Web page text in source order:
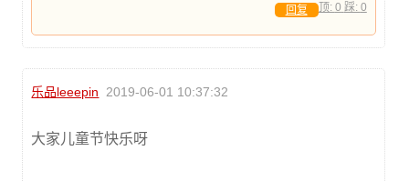
顶: 0 踩: 0
回复
乐品leeepin 2019-06-01 10:37:32
大家儿童节快乐呀